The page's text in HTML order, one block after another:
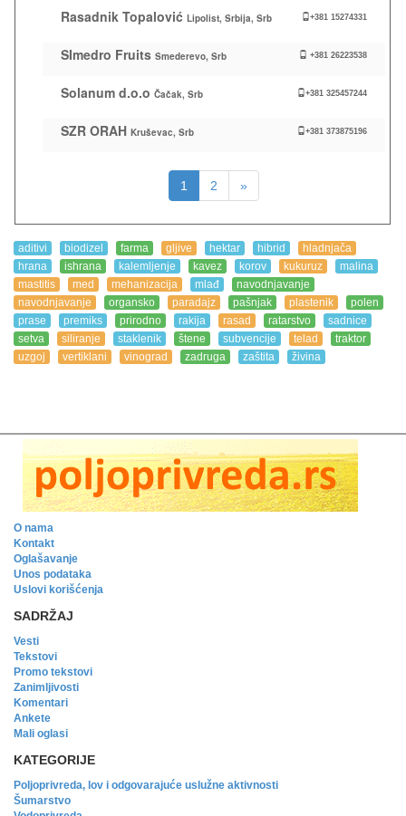
Rasadnik Topalović Lipolist, Srbija, Srb +381 15274331
SImedro Fruits Smederevo, Srb +381 26223538
Solanum d.o.o Čačak, Srb +381 325457244
SZR ORAH Kruševac, Srb +381 373875196
1 2 »
aditivi biodizel farma gljive hektar hibrid
hladnjača
hrana
ishrana kalemljenje kavez korov kukuruz
malina
mastitis
med mehanizacija mlađ
navodnjavanje
navodnjavanje
organsko paradajz pašnjak plastenik
polen
prase
premiks prirodno rakija rasad ratarstvo
sadnice
setva
siliranje staklenik štene subvencije telad
traktor
uzgoj
vertiklani vinograd zadruga zaštita živina
O nama
Kontakt
Oglašavanje
Unos podataka
Uslovi korišćenja
SADRŽAJ
Vesti
Tekstovi
Promo tekstovi
Zanimljivosti
Komentari
Ankete
Mali oglasi
KATEGORIJE
Poljoprivreda, lov i odgovarajuće uslužne aktivnosti
Šumarstvo